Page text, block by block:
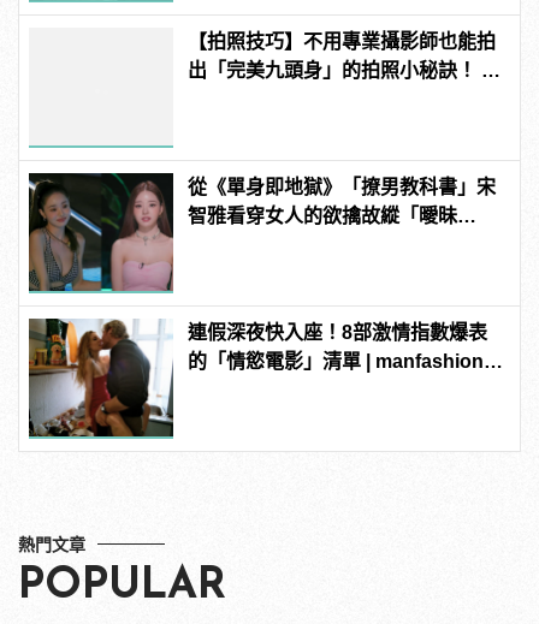
【拍照技巧】不用專業攝影師也能拍
出「完美九頭身」的拍照小秘訣！ |
從《單身即地獄》「撩男教科書」宋
智雅看穿女人的欲擒故縱「曖昧
連假深夜快入座！8部激情指數爆表
的「情慾電影」清單 | manfashion這
熱門文章
POPULAR